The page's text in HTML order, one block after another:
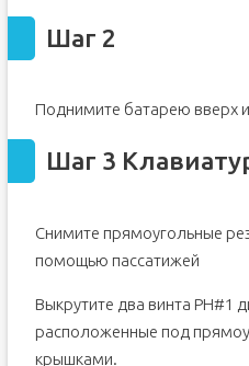
Шаг 2
Поднимите батарею вверх и
Шаг 3
Снимите прямоугольные
помощью пассатижей
Выкрутите два винта PH#1
расположенные под
крышками.